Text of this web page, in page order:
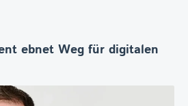
ebnet Weg für digitalen